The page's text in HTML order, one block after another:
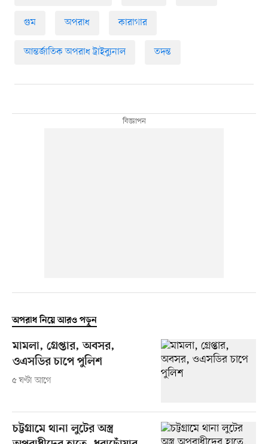
গুম অপরাধ কারাগার
আন্তর্জাতিক অপরাধ ট্রাইব্যুনাল তদন্ত
অপরাধ নিয়ে আরও পড়ুন
মামলা, গ্রেপ্তার, অবসর,
ওএসডির চাপে পুলিশ
৫ ঘণ্টা আগে
চট্টগ্রামে থানা লুটের অস্ত্র